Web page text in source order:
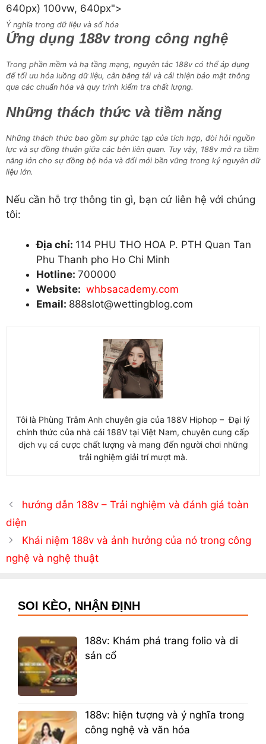
640px) 100vw, 640px">
Ý nghĩa trong dữ liệu và số hóa
Ứng dụng 188v trong công nghệ
Trong phần mềm và hạ tầng mạng, nguyên tắc 188v có thể áp dụng
để tối ưu hóa luồng dữ liệu, cân bằng tải và cải thiện bảo mật thông
qua các chuẩn hóa và quy trình kiểm tra chất lượng.
Những thách thức và tiềm năng
Những thách thức bao gồm sự phức tạp của tích hợp, đòi hỏi nguồn
lực và sự đồng thuận giữa các bên liên quan. Tuy vậy, 188v mở ra tiềm
năng lớn cho sự đồng bộ hóa và đổi mới bền vững trong kỷ nguyên dữ
liệu lớn.
Nếu cần hỗ trợ thông tin gì, bạn cứ liên hệ với chúng
tôi:
Địa chỉ: 114 PHU THO HOA P. PTH Quan Tan
Phu Thanh pho Ho Chi Minh
Hotline: 700000
Website: whbsacademy.com
Email: 888slot@wettingblog.com
Tôi là Phùng Trâm Anh chuyên gia của 188V Hiphop – Đại lý
chính thức của nhà cái 188V tại Việt Nam, chuyên cung cấp
dịch vụ cá cược chất lượng và mang đến người chơi những
trải nghiệm giải trí mượt mà.
hướng dẫn 188v – Trải nghiệm và đánh giá toàn
diện
Khái niệm 188v và ảnh hưởng của nó trong công
nghệ và nghệ thuật
SOI KÈO, NHẬN ĐỊNH
188v: Khám phá trang folio và di
sản cổ
188v: hiện tượng và ý nghĩa trong
công nghệ và văn hóa